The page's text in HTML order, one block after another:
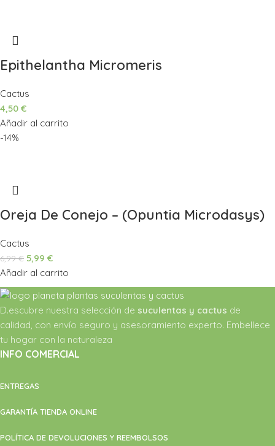
Epithelantha Micromeris
Cactus
4,50 €
Añadir al carrito
-14%
Oreja De Conejo – (Opuntia Microdasys)
Cactus
6,99€ 5,99 €
Añadir al carrito
D.escubre nuestra selección de suculentas y cactus de
calidad, con envío seguro y asesoramiento experto. Embellece
tu hogar con la naturaleza
INFO COMERCIAL
ENTREGAS
GARANTÍA TIENDA ONLINE
POLÍTICA DE DEVOLUCIONES Y REEMBOLSOS